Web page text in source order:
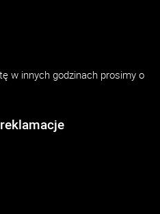
w innych godzinach prosimy o